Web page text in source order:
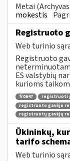
Metai
mokestis
Registruoto
Web turinio
Registruoto
ES valstybių
kurioms
fr0647 registruoti
registruoto gavėjo
registruotų gavėjų
Ūkininkų,
tarifo
Web turinio